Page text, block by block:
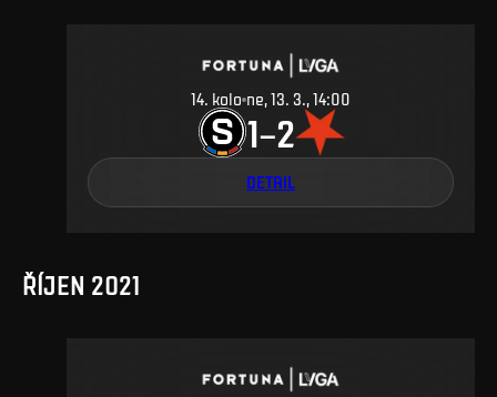
14. kolo ne, 13. 3., 14:00
1–2
DETAIL
ŘÍJEN 2021